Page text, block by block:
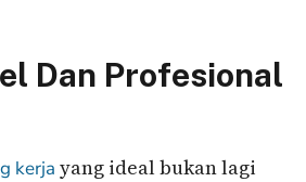
Dan Profesional
kerja yang ideal bukan lagi